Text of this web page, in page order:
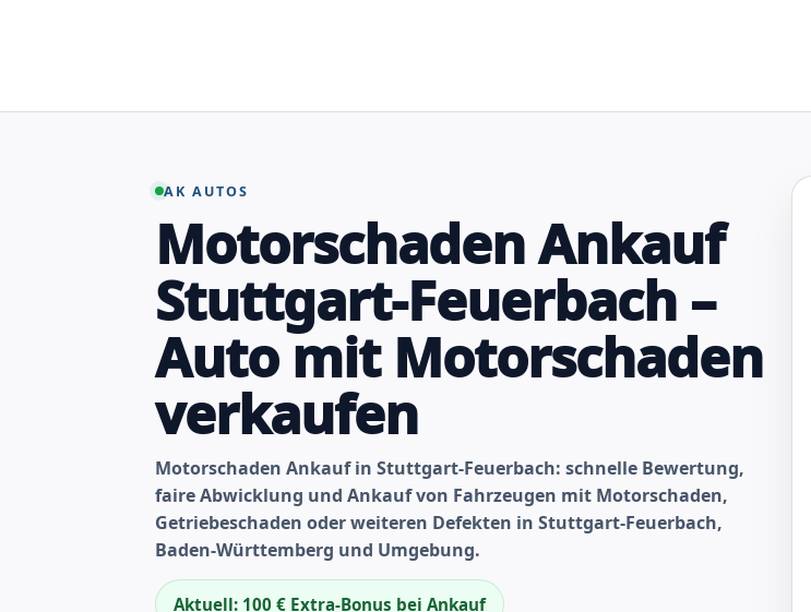
AK AUTOS
Motorschaden Ankauf
Stuttgart-Feuerbach –
Auto mit Motorschaden
verkaufen
Motorschaden Ankauf in Stuttgart-Feuerbach: schnelle Bewertung,
faire Abwicklung und Ankauf von Fahrzeugen mit Motorschaden,
Getriebeschaden oder weiteren Defekten in Stuttgart-Feuerbach,
Baden-Württemberg und Umgebung.
Aktuell: 100 € Extra-Bonus bei Ankauf